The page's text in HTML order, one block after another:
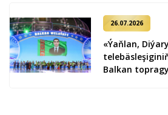
26.07.2026
«Ýaňlan,
Balkan